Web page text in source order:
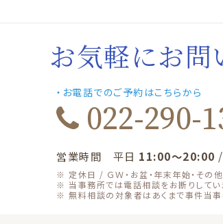
お気軽にお問
・お電話でのご予約はこちらから
022-290-
営業時間 平日 11:00～20:00
※ 定休日 / ＧＷ・お盆・年末年始・その
※ 当事務所では電話相談をお断りしてい
※ 無料相談の対象者はあくまで事件当事